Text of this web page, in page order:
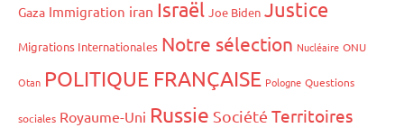
Gaza Immigration iran Israël Joe Biden Justice
Migrations Internationales Notre sélection Nucléaire ONU
Otan POLITIQUE FRANÇAISE Pologne Questions
sociales Royaume-Uni Russie Société Territoires